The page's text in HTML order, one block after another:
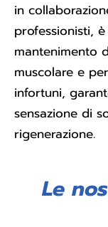
in
professionisti,
mantenimento
muscolare e
infortuni,
sensazione di
rigenerazione.
Le